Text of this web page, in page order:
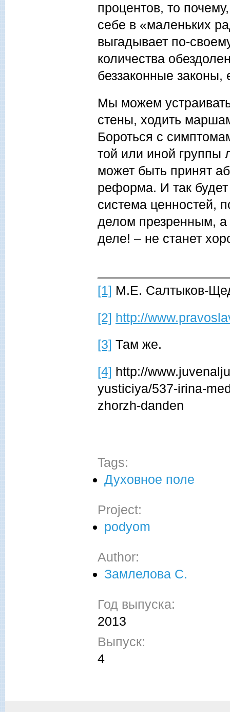
процентов, то
себе в «маленьких
выгадывает по-
количества
беззаконные
Мы можем устраивать
стены, ходить
Бороться с
той или иной
может быть принят
реформа. И так
система ценностей,
делом презренным,
деле! – не станет
[1] М.Е. Салтыков-
[2] http://
[3] Там же.
[4] http://
yusticiya/537-irina-
zhorzh-danden
Tags:
Духовное поле
Project:
podyom
Author:
Замлелова С.
Год выпуска:
2013
Выпуск:
4